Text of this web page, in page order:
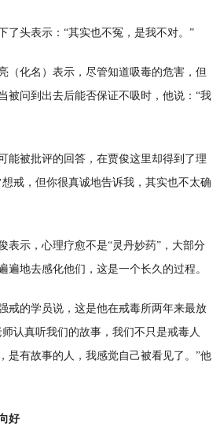
了头表示：“其实也不冤，是我不对。”
（化名）表示，尽管知道吸毒的危害，但
被问到出去后能否保证不吸时，他说：“我
能被批评的回答，在贾俊这里却得到了理
戒，但你很真诚地告诉我，其实也不太确
表示，心理疗愈不是“灵丹妙药”，大部分
遍地去感化他们，这是一个长久的过程。
戒的学员说，这是他在戒毒所两年来最放
认真听我们的故事，我们不只是戒毒人
是有故事的人，我感觉自己被看见了。”他
好